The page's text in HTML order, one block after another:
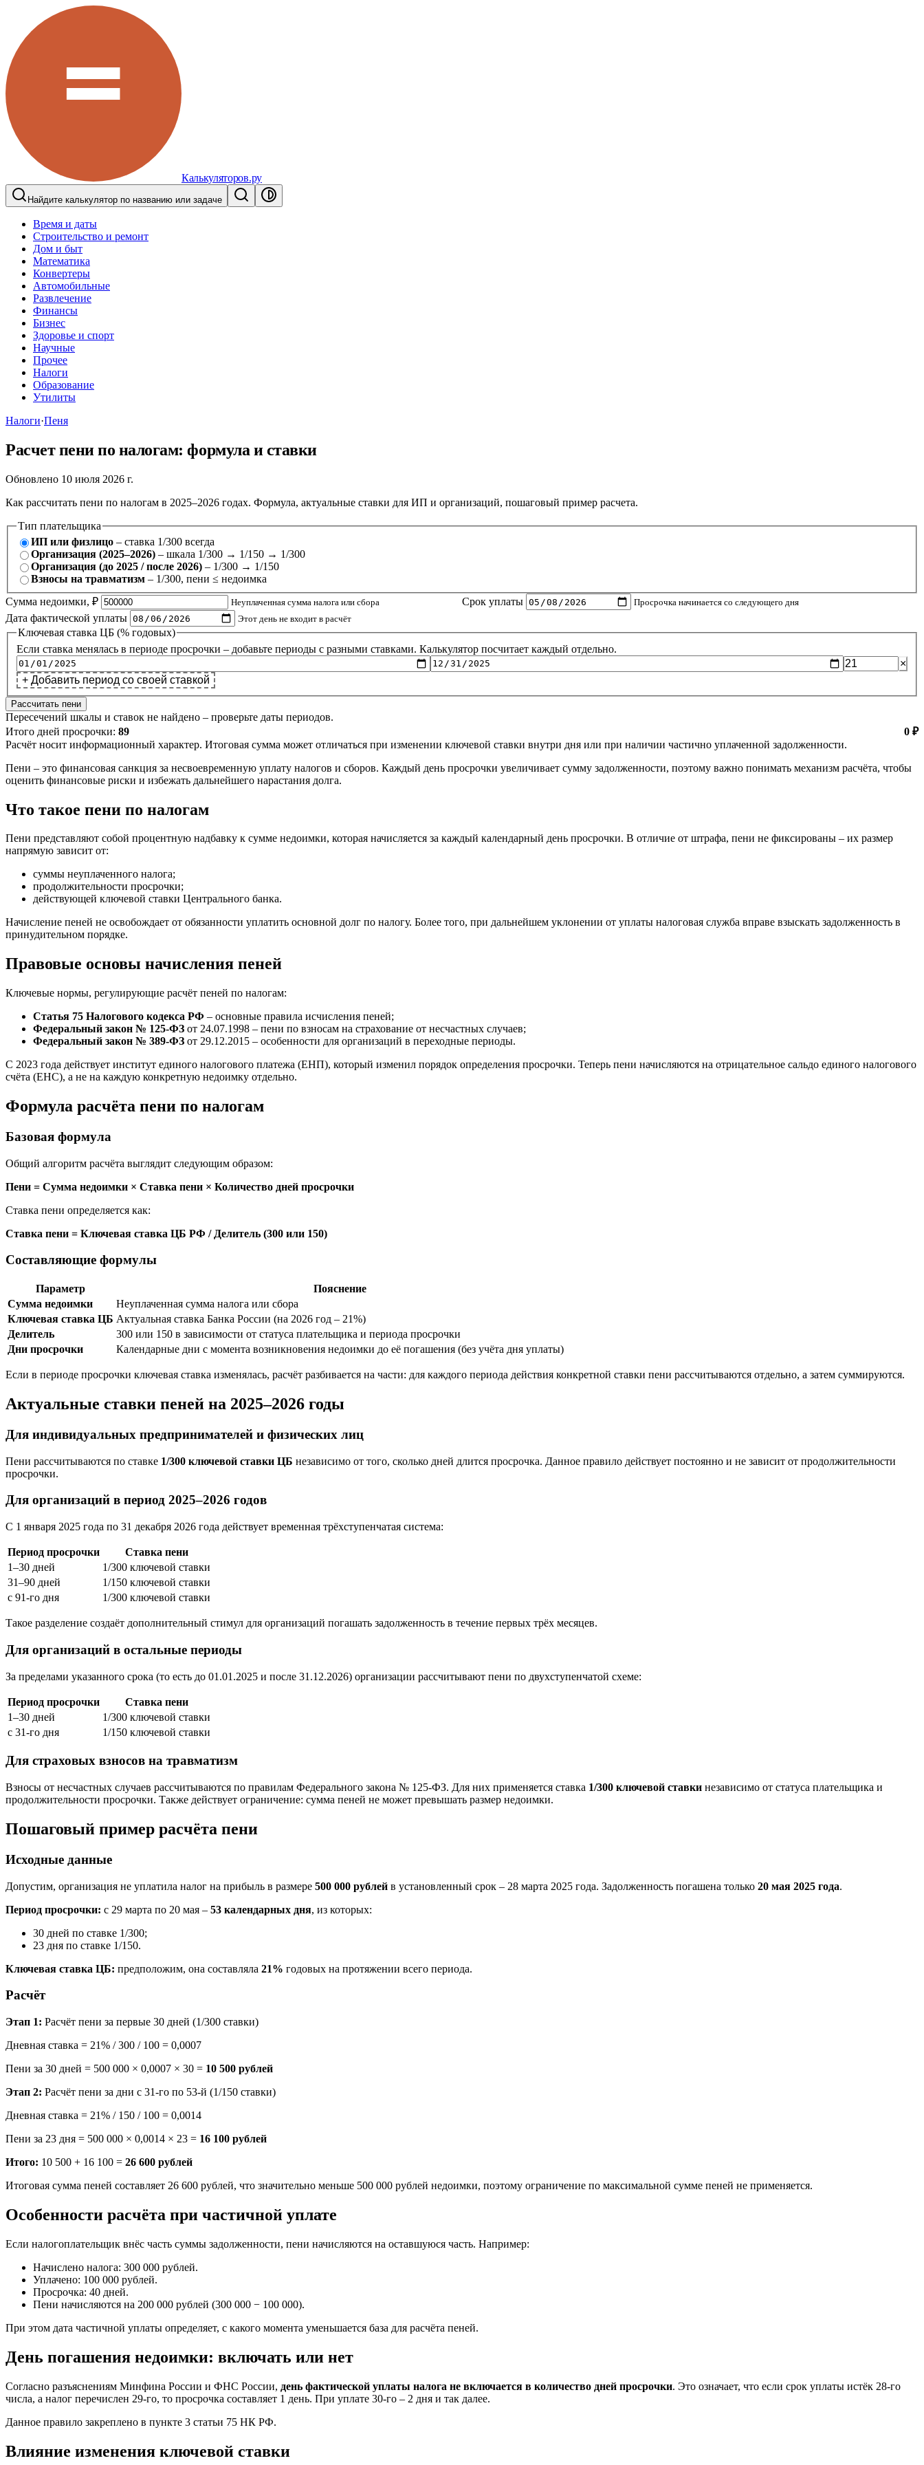
Калькуляторов.ру
Найдите калькулятор по названию или задаче
Время и даты
Строительство и ремонт
Дом и быт
Математика
Конвертеры
Автомобильные
Развлечение
Финансы
Бизнес
Здоровье и спорт
Научные
Прочее
Налоги
Образование
Утилиты
Налоги·Пеня
Расчет пени по налогам: формула и ставки
Обновлено 10 июля 2026 г.
Как рассчитать пени по налогам в 2025–2026 годах. Формула, актуальные ставки для ИП и организаций, пошаговый пример расчета.
Тип плательщика
ИП или физлицо – ставка 1/300 всегда
Организация (2025–2026) – шкала 1/300 → 1/150 → 1/300
Организация (до 2025 / после 2026) – 1/300 → 1/150
Взносы на травматизм – 1/300, пени ≤ недоимка
Сумма недоимки, ₽
Неуплаченная сумма налога или сбора Срок уплаты Просрочка начинается со следующего дня
Дата фактической уплаты Этот день не входит в расчёт
Ключевая ставка ЦБ (% годовых)
Если ставка менялась в периоде просрочки – добавьте периоды с разными ставками. Калькулятор посчитает каждый отдельно.
×
+ Добавить период со своей ставкой
Рассчитать пени
Пересечений шкалы и ставок не найдено – проверьте даты периодов.
Итого дней просрочки: 89
0 ₽
Расчёт носит информационный характер. Итоговая сумма может отличаться при изменении ключевой ставки внутри дня или при наличии частично уплаченной задолженности.
Пени – это финансовая санкция за несвоевременную уплату налогов и сборов. Каждый день просрочки увеличивает сумму задолженности, поэтому важно понимать механизм расчёта, чтобы
оценить финансовые риски и избежать дальнейшего нарастания долга.
Что такое пени по налогам
Пени представляют собой процентную надбавку к сумме недоимки, которая начисляется за каждый календарный день просрочки. В отличие от штрафа, пени не фиксированы – их размер
напрямую зависит от:
суммы неуплаченного налога;
продолжительности просрочки;
действующей ключевой ставки Центрального банка.
Начисление пеней не освобождает от обязанности уплатить основной долг по налогу. Более того, при дальнейшем уклонении от уплаты налоговая служба вправе взыскать задолженность в
принудительном порядке.
Правовые основы начисления пеней
Ключевые нормы, регулирующие расчёт пеней по налогам:
Статья 75 Налогового кодекса РФ – основные правила исчисления пеней;
Федеральный закон № 125-ФЗ от 24.07.1998 – пени по взносам на страхование от несчастных случаев;
Федеральный закон № 389-ФЗ от 29.12.2015 – особенности для организаций в переходные периоды.
С 2023 года действует институт единого налогового платежа (ЕНП), который изменил порядок определения просрочки. Теперь пени начисляются на отрицательное сальдо единого налогового
счёта (ЕНС), а не на каждую конкретную недоимку отдельно.
Формула расчёта пени по налогам
Базовая формула
Общий алгоритм расчёта выглядит следующим образом:
Пени = Сумма недоимки × Ставка пени × Количество дней просрочки
Ставка пени определяется как:
Ставка пени = Ключевая ставка ЦБ РФ / Делитель (300 или 150)
Составляющие формулы
Параметр
Пояснение
Сумма недоимки
Неуплаченная сумма налога или сбора
Ключевая ставка ЦБ Актуальная ставка Банка России (на 2026 год – 21%)
Делитель
300 или 150 в зависимости от статуса плательщика и периода просрочки
Дни просрочки
Календарные дни с момента возникновения недоимки до её погашения (без учёта дня уплаты)
Если в периоде просрочки ключевая ставка изменялась, расчёт разбивается на части: для каждого периода действия конкретной ставки пени рассчитываются отдельно, а затем суммируются.
Актуальные ставки пеней на 2025–2026 годы
Для индивидуальных предпринимателей и физических лиц
Пени рассчитываются по ставке 1/300 ключевой ставки ЦБ независимо от того, сколько дней длится просрочка. Данное правило действует постоянно и не зависит от продолжительности
просрочки.
Для организаций в период 2025–2026 годов
С 1 января 2025 года по 31 декабря 2026 года действует временная трёхступенчатая система:
Период просрочки
Ставка пени
1–30 дней
1/300 ключевой ставки
31–90 дней
1/150 ключевой ставки
с 91-го дня
1/300 ключевой ставки
Такое разделение создаёт дополнительный стимул для организаций погашать задолженность в течение первых трёх месяцев.
Для организаций в остальные периоды
За пределами указанного срока (то есть до 01.01.2025 и после 31.12.2026) организации рассчитывают пени по двухступенчатой схеме:
Период просрочки
Ставка пени
1–30 дней
1/300 ключевой ставки
с 31-го дня
1/150 ключевой ставки
Для страховых взносов на травматизм
Взносы от несчастных случаев рассчитываются по правилам Федерального закона № 125-ФЗ. Для них применяется ставка 1/300 ключевой ставки независимо от статуса плательщика и
продолжительности просрочки. Также действует ограничение: сумма пеней не может превышать размер недоимки.
Пошаговый пример расчёта пени
Исходные данные
Допустим, организация не уплатила налог на прибыль в размере 500 000 рублей в установленный срок – 28 марта 2025 года. Задолженность погашена только 20 мая 2025 года.
Период просрочки: с 29 марта по 20 мая – 53 календарных дня, из которых:
30 дней по ставке 1/300;
23 дня по ставке 1/150.
Ключевая ставка ЦБ: предположим, она составляла 21% годовых на протяжении всего периода.
Расчёт
Этап 1: Расчёт пени за первые 30 дней (1/300 ставки)
Дневная ставка = 21% / 300 / 100 = 0,0007
Пени за 30 дней = 500 000 × 0,0007 × 30 = 10 500 рублей
Этап 2: Расчёт пени за дни с 31-го по 53-й (1/150 ставки)
Дневная ставка = 21% / 150 / 100 = 0,0014
Пени за 23 дня = 500 000 × 0,0014 × 23 = 16 100 рублей
Итого: 10 500 + 16 100 = 26 600 рублей
Итоговая сумма пеней составляет 26 600 рублей, что значительно меньше 500 000 рублей недоимки, поэтому ограничение по максимальной сумме пеней не применяется.
Особенности расчёта при частичной уплате
Если налогоплательщик внёс часть суммы задолженности, пени начисляются на оставшуюся часть. Например:
Начислено налога: 300 000 рублей.
Уплачено: 100 000 рублей.
Просрочка: 40 дней.
Пени начисляются на 200 000 рублей (300 000 − 100 000).
При этом дата частичной уплаты определяет, с какого момента уменьшается база для расчёта пеней.
День погашения недоимки: включать или нет
Согласно разъяснениям Минфина России и ФНС России, день фактической уплаты налога не включается в количество дней просрочки. Это означает, что если срок уплаты истёк 28-го
числа, а налог перечислен 29-го, то просрочка составляет 1 день. При уплате 30-го – 2 дня и так далее.
Данное правило закреплено в пункте 3 статьи 75 НК РФ.
Влияние изменения ключевой ставки